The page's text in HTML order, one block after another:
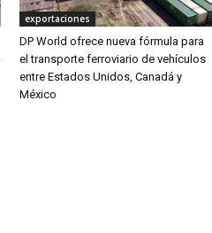
exportaciones
DP World ofrece nueva fórmula para
el transporte ferroviario de vehículos
entre Estados Unidos, Canadá y
México